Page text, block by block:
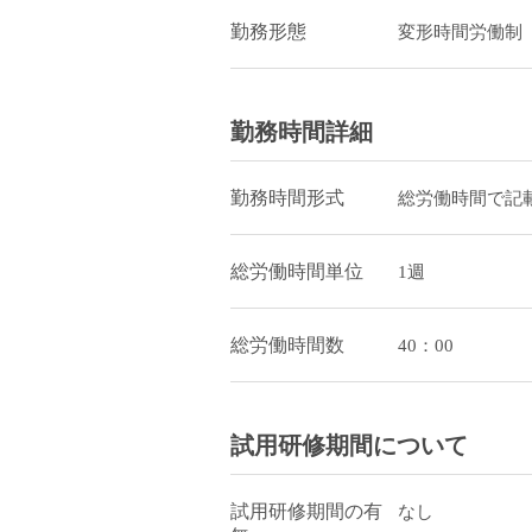
勤務形態 変形時間労働制
勤務時間詳細
勤務時間形式 総労働時間で記
総労働時間単位 1週
総労働時間数 40：00
試用研修期間について
試用研修期間の有
なし